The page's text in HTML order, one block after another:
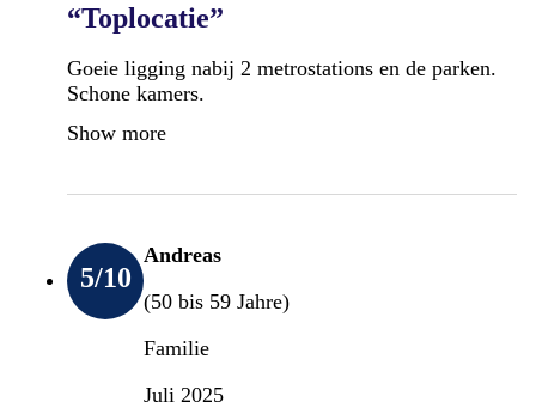
“Toplocatie”
Goeie ligging nabij 2 metrostations en de parken.
Schone kamers.
Show more
5/10
Andreas
(50 bis 59 Jahre)
Familie
Juli 2025